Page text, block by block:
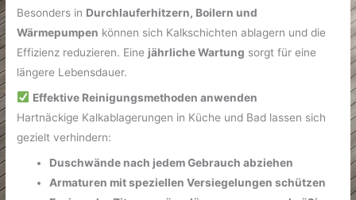
Besonders in Durchlauferhitzern, Boilern und
Wärmepumpen können sich Kalkschichten ablagern und die
Effizienz reduzieren. Eine jährliche Wartung sorgt für eine
längere Lebensdauer.
Effektive Reinigungsmethoden anwenden
Hartnäckige Kalkablagerungen in Küche und Bad lassen sich
gezielt verhindern:
Duschwände nach jedem Gebrauch abziehen
Armaturen mit speziellen Versiegelungen schützen